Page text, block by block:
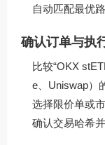
自动匹配最优
确认订单与执
比较“OKX
e、Uniswap）
选择限价单或
确认交易哈希